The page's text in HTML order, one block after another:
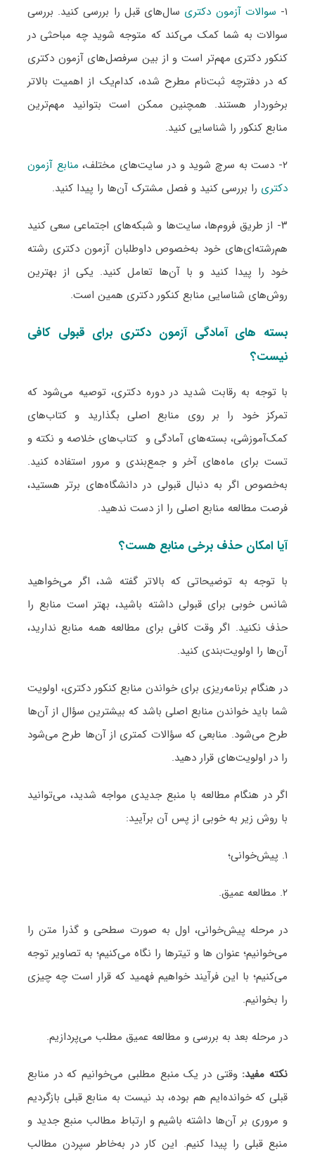
۱- سوالات آزمون دکتری سال‌های قبل را بررسی کنید. بررسی
سوالات به شما کمک می‌کند که متوجه شوید چه مباحثی در
کنکور دکتری مهم‌تر است و از بین سرفصل‌های آزمون دکتری
که در دفترچه ثبت‌نام مطرح شده، کدام‌یک از اهمیت بالاتر
برخوردار هستند. همچنین ممکن است بتوانید مهم‌ترین
منابع کنکور را شناسایی کنید.
۲- دست به سرچ شوید و در سایت‌های مختلف،
منابع آزمون
دکتری را بررسی کنید و فصل مشترک آن‌ها را پیدا کنید.
۳- از طریق فروم‌ها، سایت‌ها و شبکه‌های اجتماعی سعی کنید
هم‌رشته‌ای‌های خود به‌خصوص داوطلبان آزمون دکتری رشته
خود را پیدا کنید و با آن‌ها تعامل کنید. یکی از بهترین
روش‌های شناسایی منابع کنکور دکتری همین است.
بسته های آمادگی آزمون دکتری برای قبولی کافی
نیست؟
با توجه به رقابت شدید در دوره دکتری، توصیه می‌شود که
تمرکز خود را بر روی منابع اصلی بگذارید و کتاب‌های
کمک‌آموزشی، بسته‌های آمادگی و کتاب‌های خلاصه و نکته و
تست برای ماه‌های آخر و جمع‌بندی و مرور استفاده کنید.
به‌خصوص اگر به دنبال قبولی در دانشگاه‌های برتر هستید،
فرصت مطالعه منابع اصلی را از دست ندهید.
آیا امکان حذف برخی منابع هست؟
با توجه به توضیحاتی که بالاتر گفته شد، اگر می‌خواهید
شانس خوبی برای قبولی داشته باشید، بهتر است منابع را
حذف نکنید. اگر وقت کافی برای مطالعه همه منابع ندارید،
آن‌ها را اولویت‌بندی کنید.
در هنگام برنامه‌ریزی برای خواندن منابع کنکور دکتری، اولویت
شما باید خواندن منابع اصلی باشد که بیشترین سؤال از آن‌ها
طرح می‌شود. منابعی که سؤالات کمتری از آن‌ها طرح می‌شود
را در اولویت‌های قرار دهید.
اگر در هنگام مطالعه با منبع جدیدی مواجه شدید، می‌توانید
با روش زیر به خوبی از پس آن برآیید:
۱. پیش‌خوانی؛
۲. مطالعه عمیق.
در مرحله پیش‌خوانی، اول به صورت سطحی و گذرا متن را
می‌خوانیم؛ عنوان ها و تیترها را نگاه می‌کنیم؛ به تصاویر توجه
می‌کنیم؛ با این فرآیند خواهیم فهمید که قرار است چه چیزی
را بخوانیم.
در مرحله بعد به بررسی و مطالعه عمیق مطلب می‌پردازیم.
نکته مفید: وقتی در یک منبع مطلبی می‌خوانیم که در منابع
قبلی که خوانده‌ایم هم بوده، بد نیست به منابع قبلی بازگردیم
و مروری بر آن‌ها داشته باشیم و ارتباط مطالب منبع جدید و
منبع قبلی را پیدا کنیم. این کار در به‌خاطر سپردن مطالب